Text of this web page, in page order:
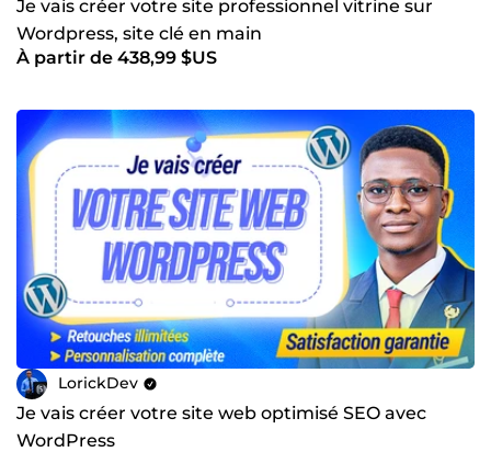
Je vais créer votre site professionnel vitrine sur
Wordpress, site clé en main
À partir de 438,99 $US
LorickDev
Je vais créer votre site web optimisé SEO avec
WordPress